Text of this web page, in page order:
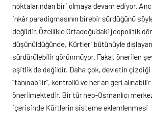
noktalarından biri olmaya devam ediyor.
inkâr paradigmasının birebir sürdüğünü
değildir. Özellikle Ortadoğu’daki jeopolitik
düşünüldüğünde, Kürtleri bütünüyle
sürdürülebilir görünmüyor. Fakat önerilen
eşitlik de değildir. Daha çok, devletin çizdiği
“tanınabilir”, kontrollü ve her an geri
önerilmektedir. Bir tür neo-Osmanlıcı
içerisinde Kürtlerin sisteme eklemlenmesi